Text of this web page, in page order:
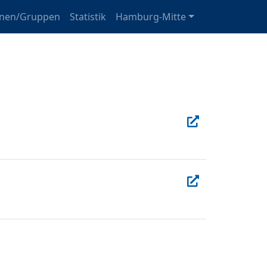
Gruppen Statistik Hamburg-Mitte